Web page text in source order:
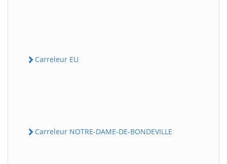
Carreleur EU
Carreleur NOTRE-DAME-DE-BONDEVILLE